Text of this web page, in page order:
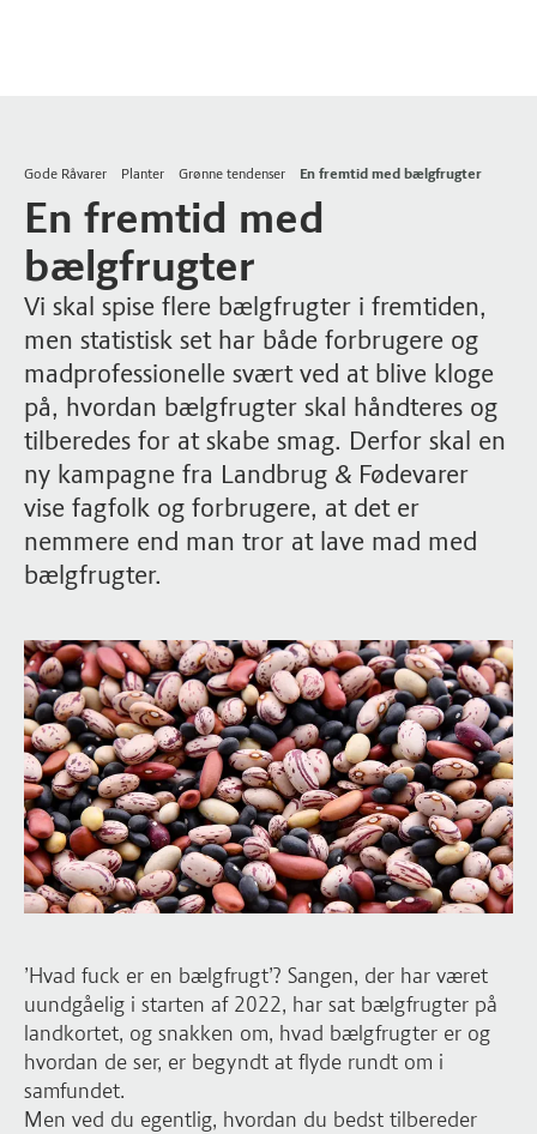
Gode Råvarer Planter Grønne tendenser En fremtid med bælgfrugter
En fremtid med
bælgfrugter
Vi skal spise flere bælgfrugter i fremtiden,
men statistisk set har både forbrugere og
madprofessionelle svært ved at blive kloge
på, hvordan bælgfrugter skal håndteres og
tilberedes for at skabe smag. Derfor skal en
ny kampagne fra Landbrug & Fødevarer
vise fagfolk og forbrugere, at det er
nemmere end man tror at lave mad med
bælgfrugter.
’Hvad fuck er en bælgfrugt’? Sangen, der har været
uundgåelig i starten af 2022, har sat bælgfrugter på
landkortet, og snakken om, hvad bælgfrugter er og
hvordan de ser, er begyndt at flyde rundt om i
samfundet.
Men ved du egentlig, hvordan du bedst tilbereder